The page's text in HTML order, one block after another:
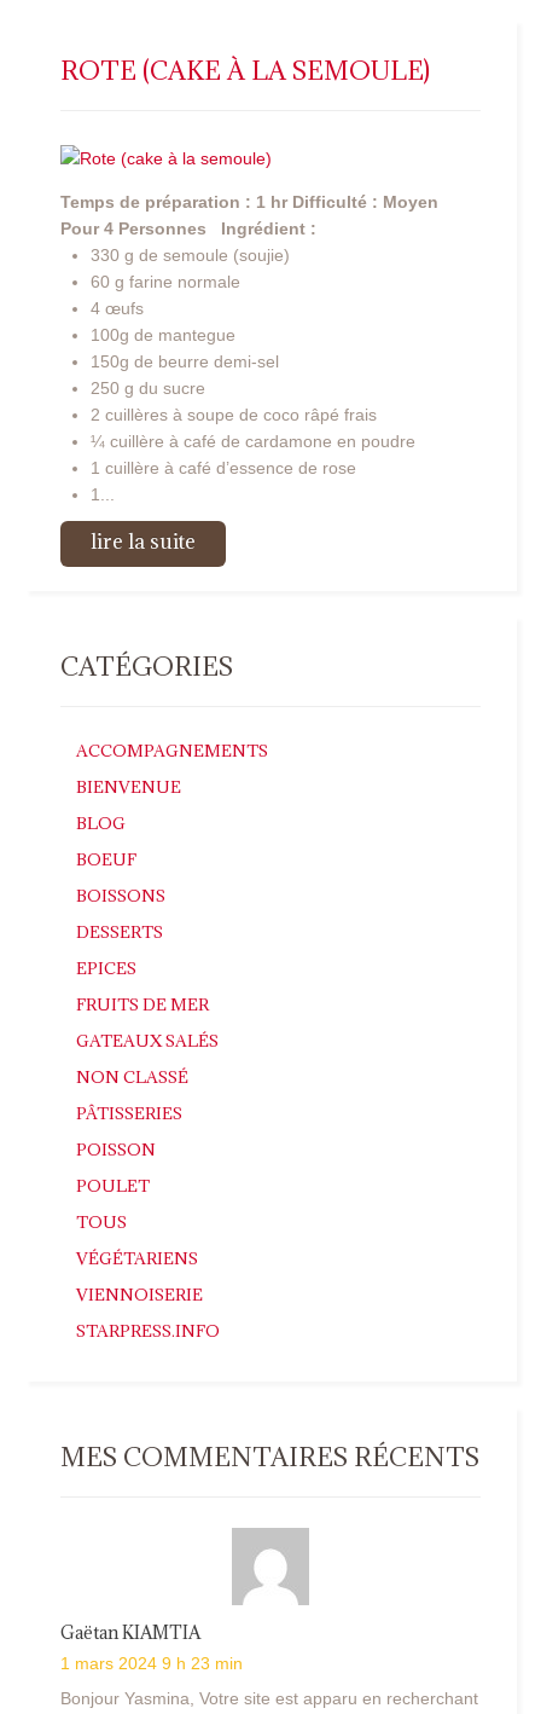
ROTE (CAKE À LA SEMOULE)
Temps de préparation : 1 hr Difficulté : Moyen
Pour 4 Personnes
Ingrédient :
330 g de semoule (soujie)
60 g farine normale
4 œufs
100g de mantegue
150g de beurre demi-sel
250 g du sucre
2 cuillères à soupe de coco râpé frais
¼ cuillère à café de cardamone en poudre
1 cuillère à café d’essence de rose
1...
lire la suite
CATÉGORIES
ACCOMPAGNEMENTS
BIENVENUE
BLOG
BOEUF
BOISSONS
DESSERTS
EPICES
FRUITS DE MER
GATEAUX SALÉS
NON CLASSÉ
PÂTISSERIES
POISSON
POULET
TOUS
VÉGÉTARIENS
VIENNOISERIE
STARPRESS.INFO
MES COMMENTAIRES RÉCENTS
Gaëtan KIAMTIA
1 mars 2024 9 h 23 min
Bonjour Yasmina, Votre site est apparu en recherchant